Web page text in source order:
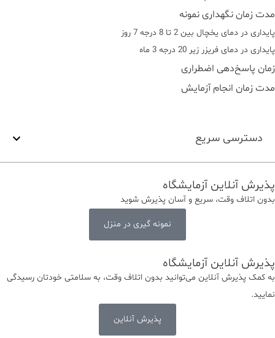
مدت زمان نگهداری نمونه
پایداری در دمای یخچال بین 2 تا 8 درجه 7 روز
پایداری در دمای فریزر زیر 20 درجه 3 ماه
زمان پاسخ‌دهی اضطراری
مدت زمان انجام آزمایش
دسترسی سریع
پذیرش آنلاین آزمایشگاه
بدون اتلاف وقت، سریع و آسان پذیرش شوید
نمونه گیری در منزل
پذیرش آنلاین آزمایشگاه
به کمک پذیرش آنلاین می‌توانید بدون اتلاف وقت، به سلامتی خودتان رسیدگی
نمایید.
پذیرش آنلاین